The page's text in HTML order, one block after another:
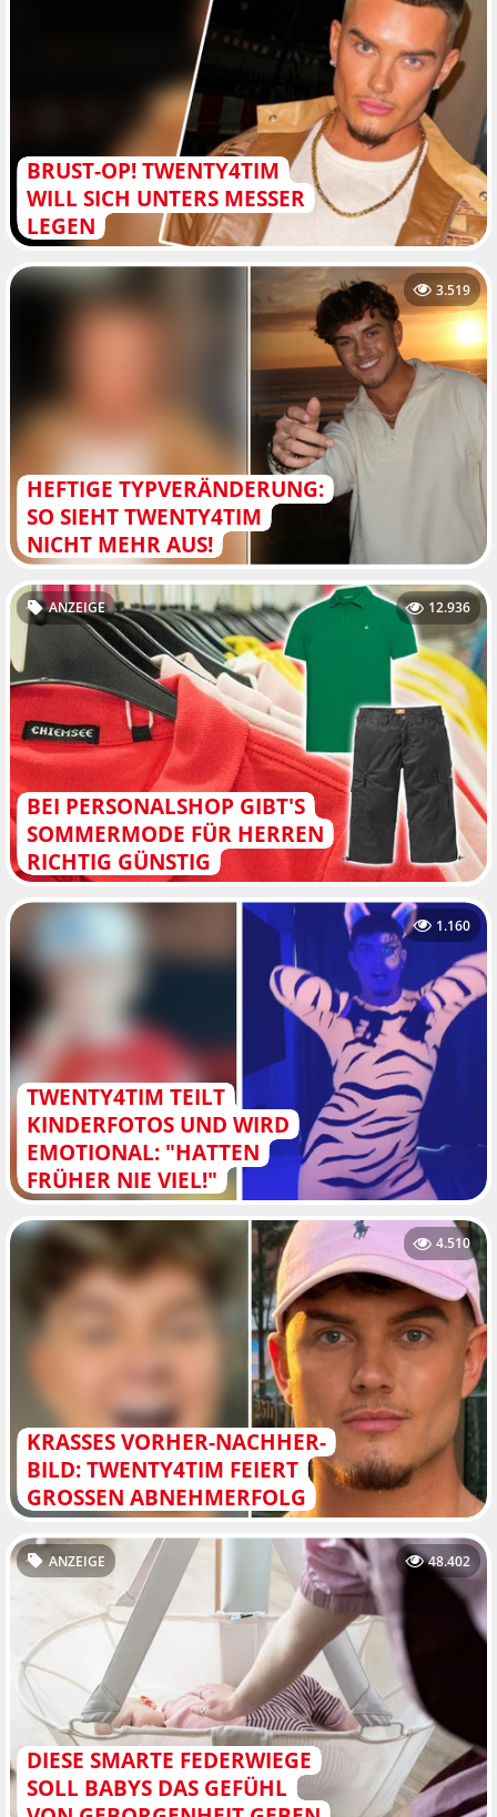
BRUST-OP! TWENTY4TIM
WILL SICH UNTERS MESSER
LEGEN
HEFTIGE TYPVERÄNDERUNG:
SO SIEHT TWENTY4TIM
NICHT MEHR AUS!
3.519
BEI PERSONALSHOP GIBT'S
SOMMERMODE FÜR HERREN
RICHTIG GÜNSTIG
ANZEIGE 12.936
TWENTY4TIM TEILT
KINDERFOTOS UND WIRD
EMOTIONAL: "HATTEN
FRÜHER NIE VIEL!"
1.160
KRASSES VORHER-NACHHER-
BILD: TWENTY4TIM FEIERT
GROSSEN ABNEHMERFOLG
4.510
DIESE SMARTE FEDERWIEGE
SOLL BABYS DAS GEFÜHL
ANZEIGE 48.402